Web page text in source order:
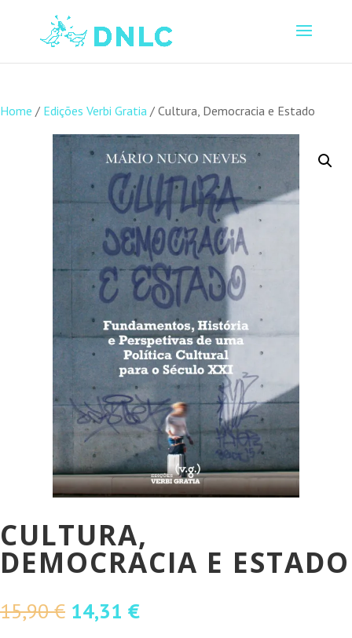
Home / Edições Verbi Gratia / Cultura, Democracia e Estado
CULTURA,
DEMOCRACIA E ESTADO
15,90€ O
14,31 €O